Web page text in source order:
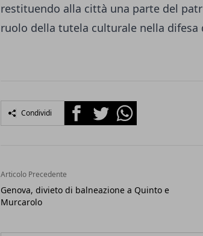
restituendo alla città una parte del
ruolo della tutela culturale nella difesa
Condividi FacebookTwitterWhatsapp
Articolo Precedente
Genova, divieto di balneazione a Quinto e
Murcarolo